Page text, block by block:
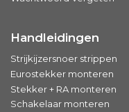
Handleidingen
Strijkijzersnoer strippen
Eurostekker monteren
Stekker + RA monteren
Schakelaar monteren